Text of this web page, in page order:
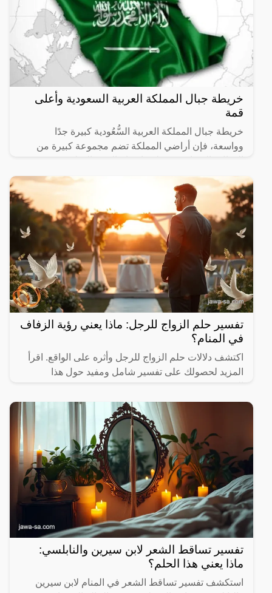
خريطة جبال المملكة العربية السعودية وأعلى
قمة
خريطة جبال المملكة العربية السُّعُودية كبيرة جدًا
وواسعة، فإن أراضي المملكة تضم مجموعة كبيرة من
المملكة حيث تجد
تفسير حلم الزواج للرجل: ماذا يعني رؤية الزفاف
في المنام؟
اكتشف دلالات حلم الزواج للرجل وأثره على الواقع. اقرأ
المزيد لحصولك على تفسير شامل ومفيد حول هذا
تفسير تساقط الشعر لابن سيرين والنابلسي:
ماذا يعني هذا الحلم؟
استكشف تفسير تساقط الشعر في المنام لابن سيرين